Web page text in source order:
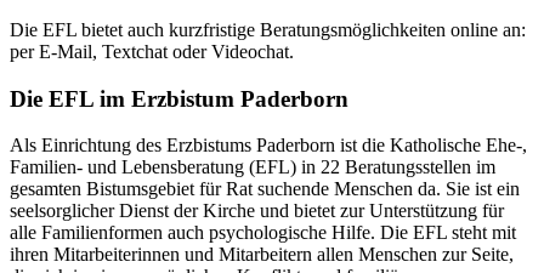
Die EFL bietet auch kurzfristige Beratungsmöglichkeiten online an:
per E-Mail, Textchat oder Videochat.
Die EFL im Erzbistum Paderborn
Als Einrichtung des Erzbistums Paderborn ist die Katholische Ehe-,
Familien- und Lebensberatung (EFL) in 22 Beratungsstellen im
gesamten Bistumsgebiet für Rat suchende Menschen da. Sie ist ein
seelsorglicher Dienst der Kirche und bietet zur Unterstützung für
alle Familienformen auch psychologische Hilfe. Die EFL steht mit
ihren Mitarbeiterinnen und Mitarbeitern allen Menschen zur Seite,